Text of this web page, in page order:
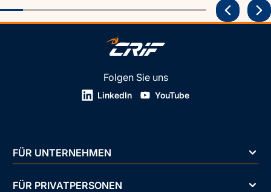
Folgen Sie uns
LinkedIn YouTube
FÜR UNTERNEHMEN
FÜR PRIVATPERSONEN